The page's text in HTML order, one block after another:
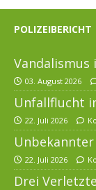
POLIZEIBERICHT
Vandalismus
03. August 2026
Unfallflucht
22. Juli 2026
22. Juli 2026
Drei